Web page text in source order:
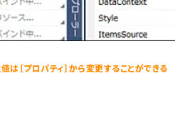
［プロパティ］から変更することができる